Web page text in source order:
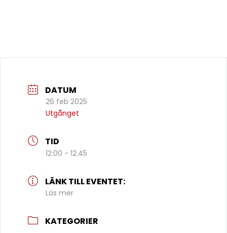
DATUM
26 feb 2025
Utgånget
TID
12:00 - 12:45
LÄNK TILL EVENTET:
Läs mer
KATEGORIER